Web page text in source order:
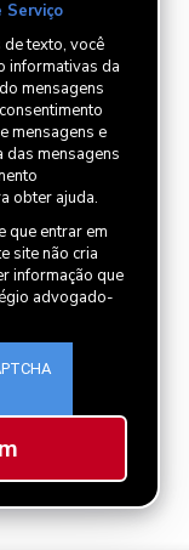
Serviço
texto, você
informativas da
mensagens
mensagens e
das mensagens
obter ajuda.
que entrar em
site não cria
informação que
advogado-